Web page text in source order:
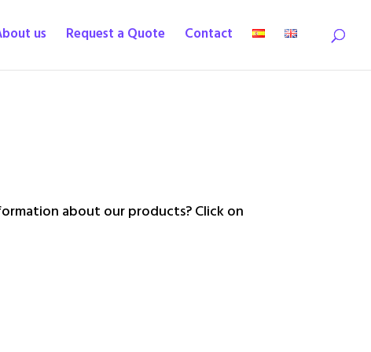
us Request a Quote Contact
about our products? Click on